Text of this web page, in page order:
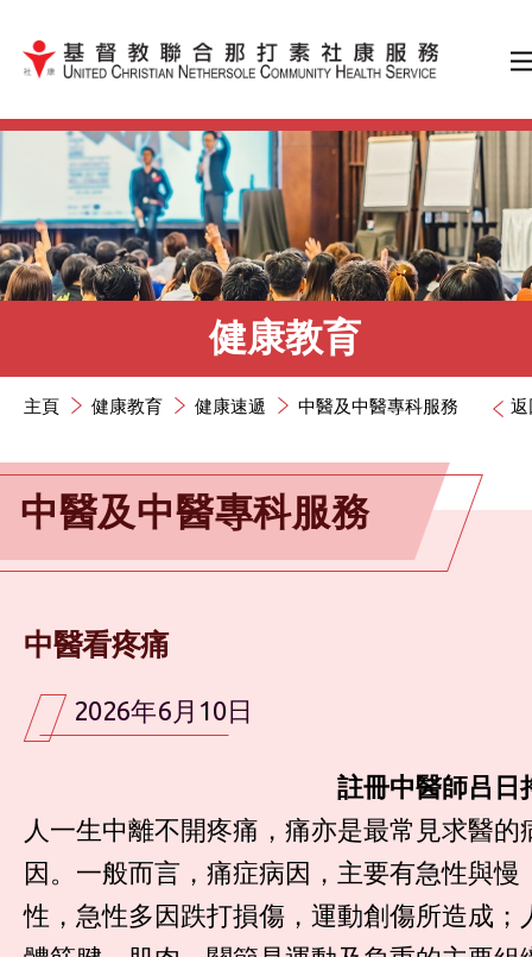
跳到內容（按輸入鍵）
健康教育
返
主頁 健康教育 健康速遞 中醫及中醫專科服務
中醫及中醫專科服務
中醫看疼痛
2026年6月10日
註冊中醫師吕日
人一生中離不開疼痛，痛亦是最常見求醫的
因。一般而言，痛症病因，主要有急性與慢
性，急性多因跌打損傷，運動創傷所造成；